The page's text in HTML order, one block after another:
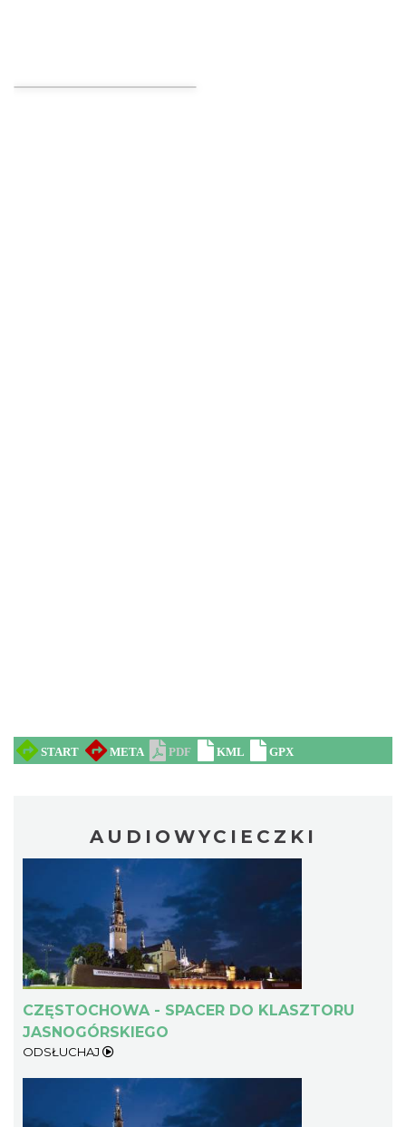
AUDIOWYCIECZKI
CZĘSTOCHOWA - SPACER DO KLASZTORU
JASNOGÓRSKIEGO
ODSŁUCHAJ